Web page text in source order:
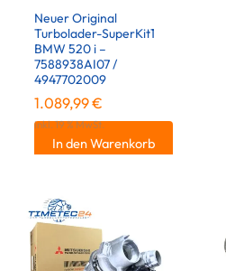
Neuer Original
Turbolader-SuperKit1
BMW 520 i –
7588938AI07 /
4947702009
1.089,99€
inkl. 19 % MwSt.
In den Warenkorb